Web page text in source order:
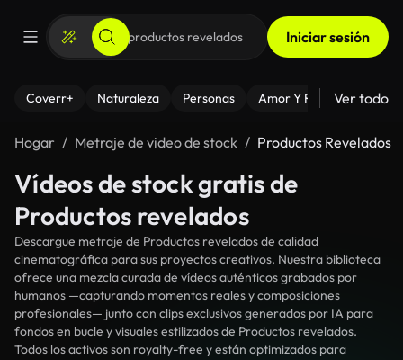
Iniciar sesión
Coverr+ Naturaleza Personas Amor Y Relaciones
Ver todo
Hogar Metraje de video de stock Productos Revelados
Vídeos de stock gratis de
Productos revelados
Descargue metraje de Productos revelados de calidad
cinematográfica para sus proyectos creativos. Nuestra biblioteca
ofrece una mezcla curada de vídeos auténticos grabados por
humanos —capturando momentos reales y composiciones
profesionales— junto con clips exclusivos generados por IA para
fondos en bucle y visuales estilizados de Productos revelados.
Todos los activos son royalty-free y están optimizados para